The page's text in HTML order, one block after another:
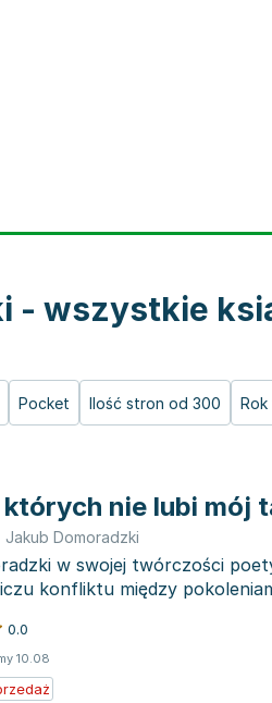
- wszystkie
Pocket Ilość stron od 300 Rok
nie lubi mój
Jakub Domoradzki
w swojej twórczości
konfliktu między
0.0
10.08